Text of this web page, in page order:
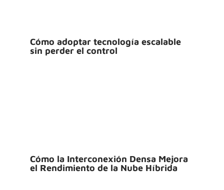
Cómo adoptar tecnología escalable
sin perder el control
Cómo la Interconexión Densa Mejora
el Rendimiento de la Nube Híbrida